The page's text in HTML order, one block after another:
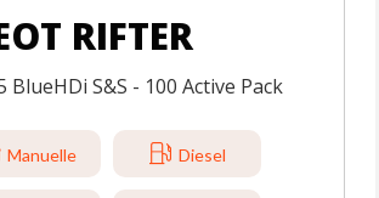
RIFTER
BlueHDi S&S - 100 Active Pack
Manuelle Diesel